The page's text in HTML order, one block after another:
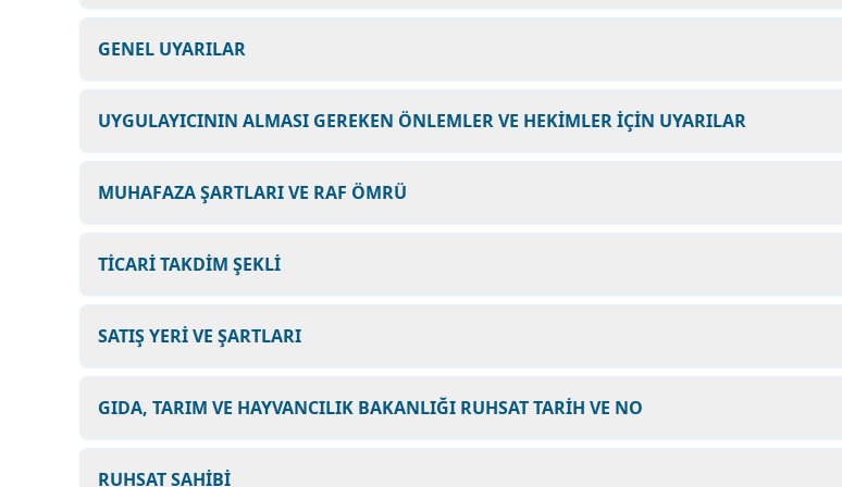
GENEL UYARILAR
UYGULAYICININ ALMASI GEREKEN ÖNLEMLER VE HEKİMLER İÇİN UYARILAR
MUHAFAZA ŞARTLARI VE RAF ÖMRÜ
TİCARİ TAKDİM ŞEKLİ
SATIŞ YERİ VE ŞARTLARI
GIDA, TARIM VE HAYVANCILIK BAKANLIĞI RUHSAT TARİH VE NO
RUHSAT SAHİBİ